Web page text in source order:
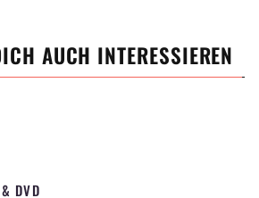
AUCH INTERESSIEREN
DVD